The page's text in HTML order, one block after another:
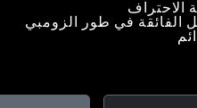
الاحتراف
الفائقة في طور الزومبي